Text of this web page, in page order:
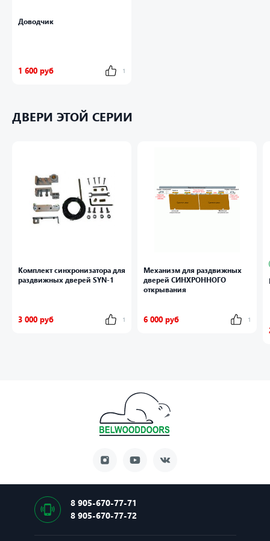
Доводчик
1 600 руб 1
ДВЕРИ ЭТОЙ СЕРИИ
Комплект синхронизатора для
раздвижных дверей SYN-1
3 000 руб 1
Механизм для раздвижных
дверей СИНХРОННОГО
открывания
6 000 руб 1
8 905-670-77-71
8 905-670-77-72